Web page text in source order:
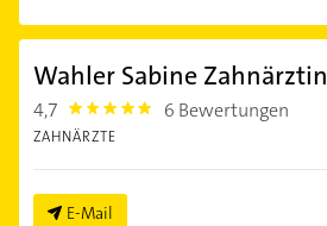
Wahler Sabine Zahnärztin
4,7 4.7000003 6 Bewertungen
ZAHNÄRZTE
E-Mail